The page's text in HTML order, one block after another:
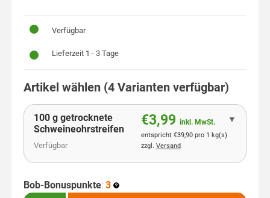
Verfügbar
Lieferzeit 1 - 3 Tage
Artikel wählen (4 Varianten verfügbar)
100 g getrocknete
Schweineohrstreifen
Verfügbar
€3,99 inkl. MwSt.
entspricht €39,90 pro 1 kg(s)
zzgl. Versand
▼
Bob-Bonuspunkte: 3